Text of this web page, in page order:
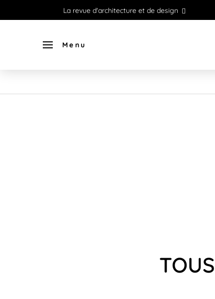
La revue d'architecture et de design
Menu